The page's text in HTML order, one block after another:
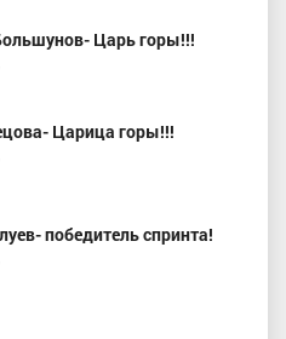
Царь горы!!!
Царица горы!!!
победитель спринта!